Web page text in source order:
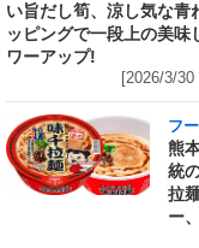
い旨だし筍、涼し気な青
ッピングで一段上の美味
ワーアップ!
[2026/3/30
フ
熊
統
拉
ー